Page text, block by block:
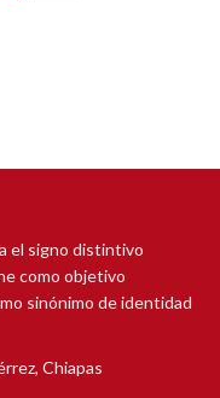
el signo distintivo
como objetivo
sinónimo de identidad
Chiapas